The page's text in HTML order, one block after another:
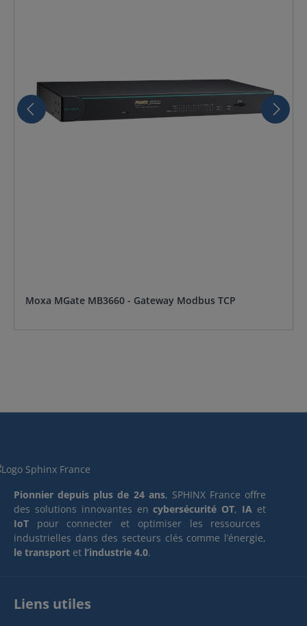
Moxa MGate MB3660 - Gateway Modbus TCP
Pionnier depuis plus de 24 ans, SPHINX France offre
des solutions innovantes encybersécurité OT, IA et
IoT pour connecter et optimiser les ressources
industrielles dans des secteurs clés comme l’énergie,
le transport et l’industrie 4.0.
Liens utiles